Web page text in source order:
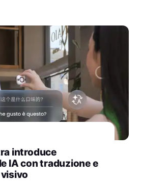
introduce
IA con traduzione e